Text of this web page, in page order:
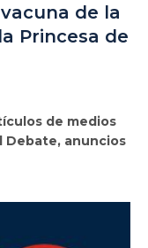
de la
Princesa de
de medios
Debate, anuncios